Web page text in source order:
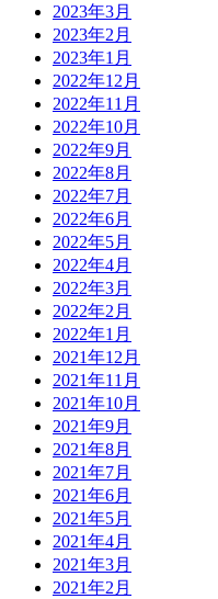
2023年3月
2023年2月
2023年1月
2022年12月
2022年11月
2022年10月
2022年9月
2022年8月
2022年7月
2022年6月
2022年5月
2022年4月
2022年3月
2022年2月
2022年1月
2021年12月
2021年11月
2021年10月
2021年9月
2021年8月
2021年7月
2021年6月
2021年5月
2021年4月
2021年3月
2021年2月